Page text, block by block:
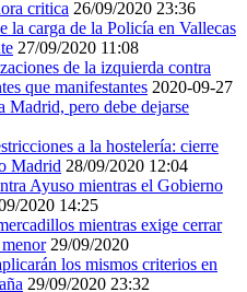
critica 26/09/2020 23:36
la carga de la Policía en Vallecas
27/09/2020 11:08
de la izquierda contra
que manifestantes 2020-09-27
Madrid, pero debe dejarse
a la hostelería: cierre
Madrid 28/09/2020 12:04
Ayuso mientras el Gobierno
2020 14:25
mientras exige cerrar
29/09/2020
los mismos criterios en
29/09/2020 23:32